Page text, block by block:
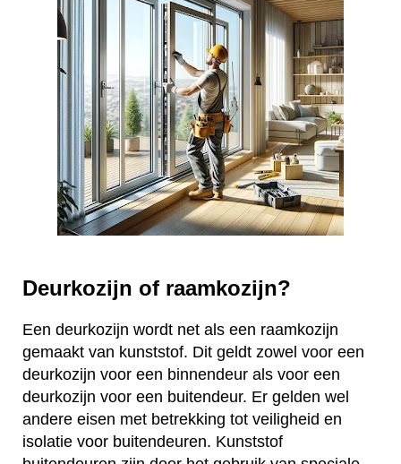
Deurkozijn of raamkozijn?
Een deurkozijn wordt net als een raamkozijn
gemaakt van kunststof. Dit geldt zowel voor een
deurkozijn voor een binnendeur als voor een
deurkozijn voor een buitendeur. Er gelden wel
andere eisen met betrekking tot veiligheid en
isolatie voor buitendeuren. Kunststof